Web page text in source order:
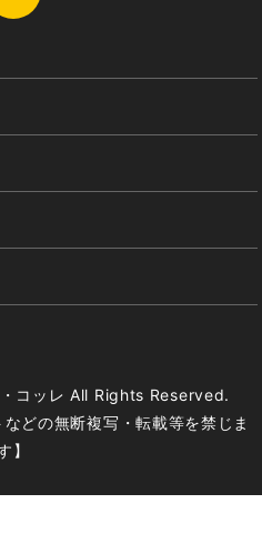
コッレ All Rights Reserved.
どの無断複写・転載等を禁じま
】